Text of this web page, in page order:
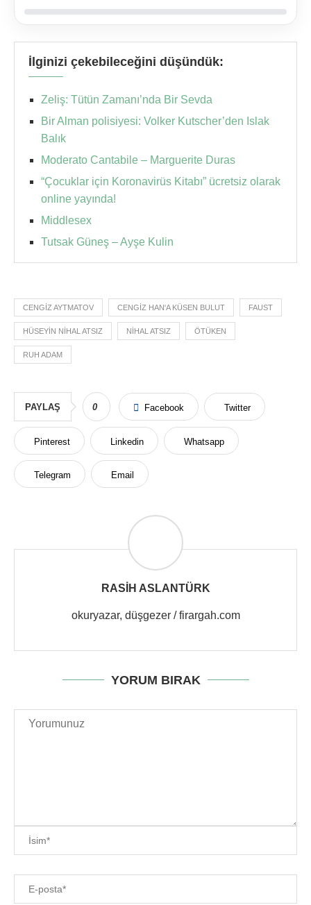
İlginizi çekebileceğini düşündük:
Zeliş: Tütün Zamanı’nda Bir Sevda
Bir Alman polisiyesi: Volker Kutscher’den Islak
Balık
Moderato Cantabile – Marguerite Duras
“Çocuklar için Koronavirüs Kitabı” ücretsiz olarak
online yayında!
Middlesex
Tutsak Güneş – Ayşe Kulin
CENGIZ AYTMATOV CENGIZ HAN'A KÜSEN BULUT FAUST
HÜSEYIN NIHAL ATSIZ NIHAL ATSIZ ÖTÜKEN
RUH ADAM
PAYLAŞ 0 Facebook Twitter
Pinterest Linkedin Whatsapp
Telegram Email
RASIH ASLANTÜRK
okuryazar, düşgezer / firargah.com
YORUM BIRAK